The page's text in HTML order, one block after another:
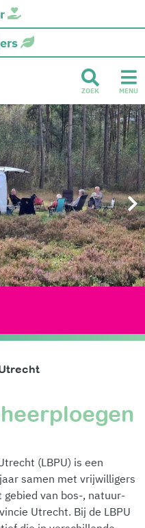
ZOEK MENU
(LBPU) is een
samen met vrijwilligers
van bos-, natuur-
Utrecht. Bij de LBPU